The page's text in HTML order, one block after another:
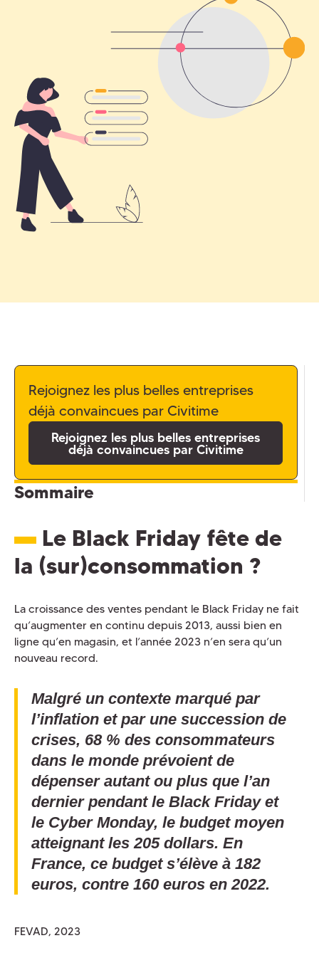
Rejoignez les plus belles entreprises
déjà convaincues par Civitime
Rejoignez les plus belles entreprises
déjà convaincues par Civitime
Sommaire
Le Black Friday fête de
la (sur)consommation ?
La croissance des ventes pendant le Black Friday ne fait
qu’augmenter en continu depuis 2013, aussi bien en
ligne qu’en magasin, et l’année 2023 n’en sera qu’un
nouveau record.
Malgré un contexte marqué par
l’inflation et par une succession de
crises, 68 % des consommateurs
dans le monde prévoient de
dépenser autant ou plus que l’an
dernier pendant le Black Friday et
le Cyber Monday, le budget moyen
atteignant les 205 dollars. En
France, ce budget s’élève à 182
euros, contre 160 euros en 2022.
FEVAD, 2023